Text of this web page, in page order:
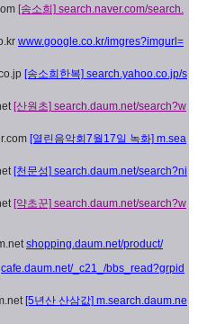
[송소희] search.naver.com/search.
www.google.co.kr/imgres?imgurl=
[송소희한복] search.yahoo.co.jp/s
[산원초] search.daum.net/search?w
[열린음악회7월17일 녹화] m.sea
[천문성] search.daum.net/search?ni
[약초꾼] search.daum.net/search?w
shopping.daum.net/product/
cafe.daum.net/_c21_/bbs_read?grpid
[5년산 산삼값] m.search.daum.ne